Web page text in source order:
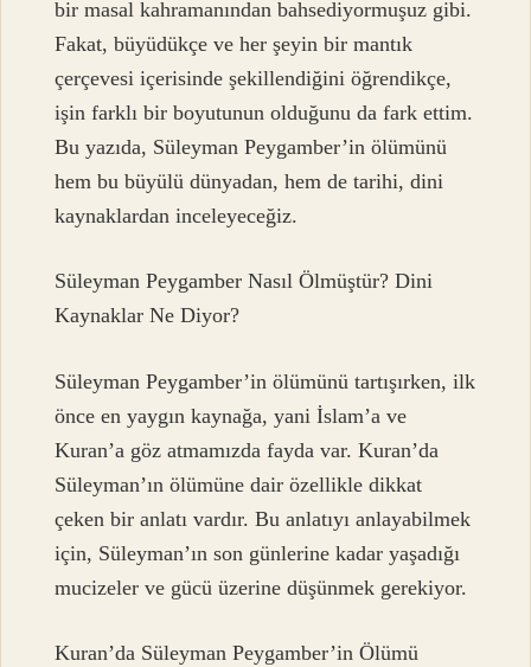
bir masal kahramanından bahsediyormuşuz gibi.
Fakat, büyüdükçe ve her şeyin bir mantık
çerçevesi içerisinde şekillendiğini öğrendikçe,
işin farklı bir boyutunun olduğunu da fark ettim.
Bu yazıda, Süleyman Peygamber’in ölümünü
hem bu büyülü dünyadan, hem de tarihi, dini
kaynaklardan inceleyeceğiz.
Süleyman Peygamber Nasıl Ölmüştür? Dini
Kaynaklar Ne Diyor?
Süleyman Peygamber’in ölümünü tartışırken, ilk
önce en yaygın kaynağa, yani İslam’a ve
Kuran’a göz atmamızda fayda var. Kuran’da
Süleyman’ın ölümüne dair özellikle dikkat
çeken bir anlatı vardır. Bu anlatıyı anlayabilmek
için, Süleyman’ın son günlerine kadar yaşadığı
mucizeler ve gücü üzerine düşünmek gerekiyor.
Kuran’da Süleyman Peygamber’in Ölümü